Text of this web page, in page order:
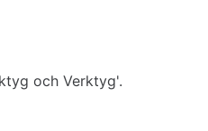
och Verktyg'.